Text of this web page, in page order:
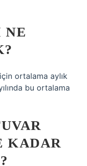
NE
ortalama aylık
bu ortalama
KADAR